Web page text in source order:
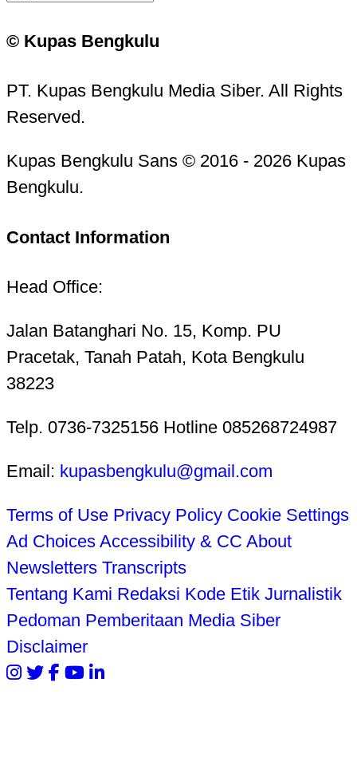
© Kupas Bengkulu
PT. Kupas Bengkulu Media Siber. All Rights
Reserved.
Kupas Bengkulu Sans © 2016 - 2026 Kupas
Bengkulu.
Contact Information
Head Office:
Jalan Batanghari No. 15, Komp. PU
Pracetak, Tanah Patah, Kota Bengkulu
38223
Telp. 0736-7325156 Hotline 085268724987
Email: kupasbengkulu@gmail.com
Terms of Use Privacy Policy Cookie Settings
Ad Choices Accessibility & CC About
Newsletters Transcripts
Tentang Kami Redaksi Kode Etik Jurnalistik
Pedoman Pemberitaan Media Siber
Disclaimer